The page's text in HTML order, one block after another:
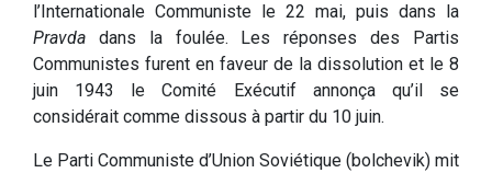
l’Internationale Communiste le 22 mai, puis dans la
Pravda dans la foulée. Les réponses des Partis
Communistes furent en faveur de la dissolution et le 8
juin 1943 le Comité Exécutif annonça qu’il se
considérait comme dissous à partir du 10 juin.
Le Parti Communiste d’Union Soviétique (bolchevik) mit